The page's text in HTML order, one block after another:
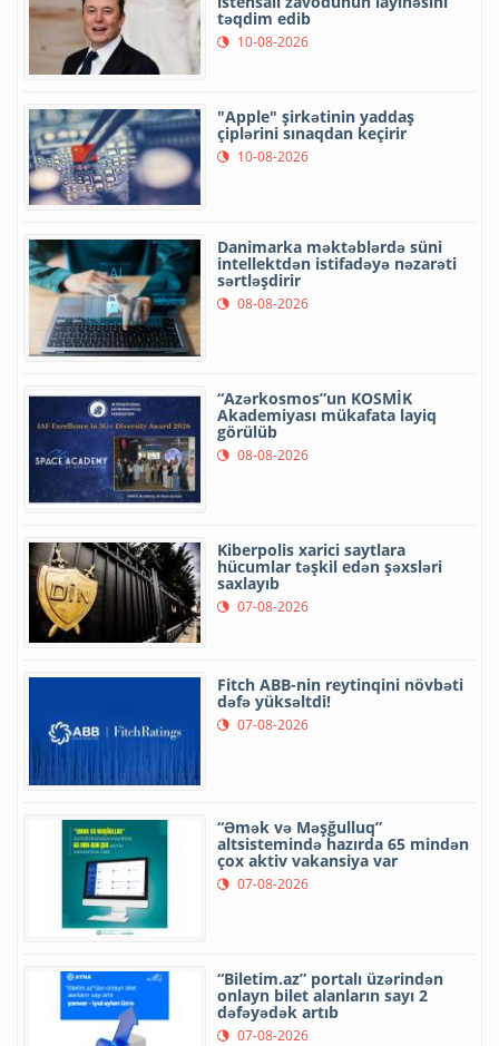
təqdim edib
10-08-2026
"Apple" şirkətinin yaddaş
çiplərini sınaqdan keçirir
10-08-2026
Danimarka məktəblərdə süni
intellektdən istifadəyə nəzarəti
sərtləşdirir
08-08-2026
“Azərkosmos”un KOSMİK
Akademiyası mükafata layiq
görülüb
08-08-2026
Kiberpolis xarici saytlara
hücumlar təşkil edən şəxsləri
saxlayıb
07-08-2026
Fitch ABB-nin reytinqini növbəti
dəfə yüksəltdi!
07-08-2026
“Əmək və Məşğulluq”
altsistemində hazırda 65 mindən
çox aktiv vakansiya var
07-08-2026
“Biletim.az” portalı üzərindən
onlayn bilet alanların sayı 2
dəfəyədək artıb
07-08-2026